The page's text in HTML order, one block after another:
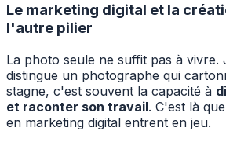
Le marketing digital et la
l'autre pilier
La photo seule ne suffit pas à vivre.
distingue un photographe qui
stagne, c'est souvent la capacité à
et raconter son travail. C'est là
en marketing digital entrent en jeu.